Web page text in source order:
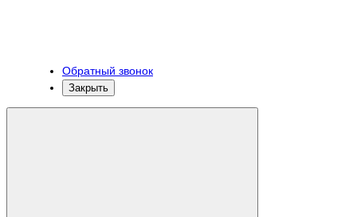
Обратный звонок
Закрыть